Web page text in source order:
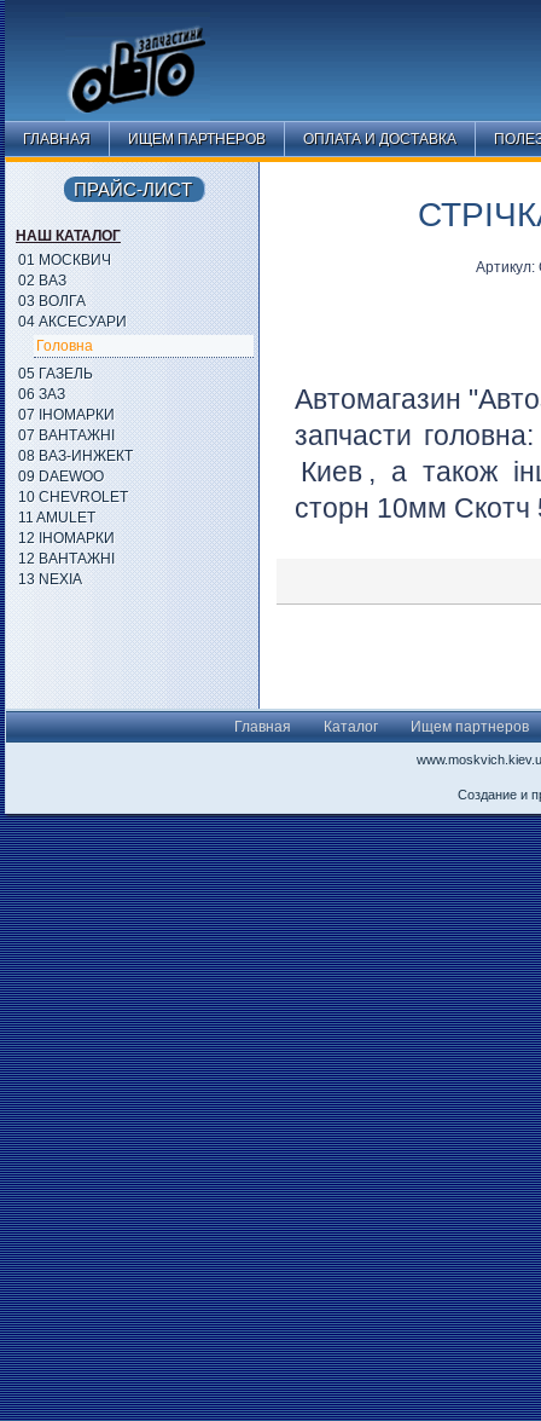
ГЛАВНАЯ ИЩЕМ ПАРТНЕРОВ ОПЛАТА И ДОСТАВКА
Автомагазин
запчасти
Киев , а також
сторн 10мм Скотч
ПРАЙС-ЛИСТ
НАШ КАТАЛОГ
01 МОСКВИЧ
02 ВАЗ
03 ВОЛГА
04 АКСЕСУАРИ
Головна
05 ГАЗЕЛЬ
06 ЗАЗ
07 ІНОМАРКИ
07 ВАНТАЖНІ
08 ВАЗ-ИНЖЕКТ
09 DAEWOO
10 CHEVROLET
11 AMULET
12 ІНОМАРКИ
12 ВАНТАЖНІ
13 NEXIA
Главная Каталог Ищем партнеров
Создание и